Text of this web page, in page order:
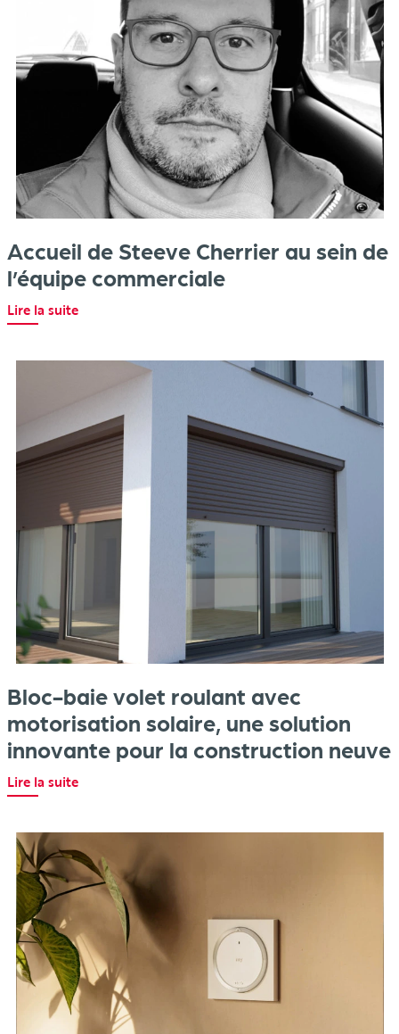
Accueil de Steeve Cherrier au sein de
l’équipe commerciale
Lire la suite
Bloc-baie volet roulant avec
motorisation solaire, une solution
innovante pour la construction neuve
Lire la suite